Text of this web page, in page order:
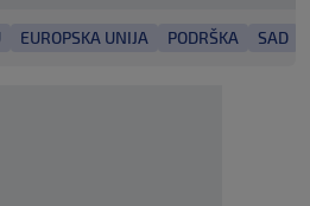
EUROPSKA UNIJA PODRŠKA SAD